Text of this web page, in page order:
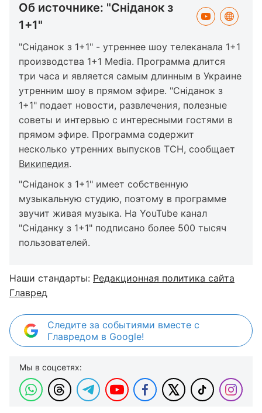
Об источнике: "Сніданок з
1+1"
"Сніданок з 1+1" - утреннее шоу телеканала 1+1
производства 1+1 Media. Программа длится
три часа и является самым длинным в Украине
утренним шоу в прямом эфире. "Сніданок з
1+1" подает новости, развлечения, полезные
советы и интервью с интересными гостями в
прямом эфире. Программа содержит
несколько утренних выпусков ТСН, сообщает
Википедия.
"Сніданок з 1+1" имеет собственную
музыкальную студию, поэтому в программе
звучит живая музыка. На YouTube канал
"Сніданку з 1+1" подписано более 500 тысяч
пользователей.
Наши стандарты: Редакционная политика сайта
Главред
Следите за событиями вместе с
Главредом в Google!
Мы в соцсетях: